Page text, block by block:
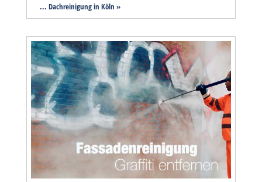
... Dachreinigung in Köln »